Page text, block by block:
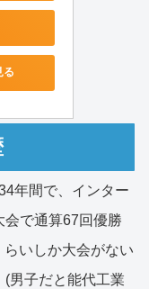
る
年間で、インター
で通算67回優勝
いしか大会がない
男子だと能代工業